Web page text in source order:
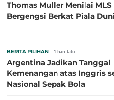
Thomas Muller Menilai
Bergengsi Berkat Piala
BERITA PILIHAN 1 hari lalu
Argentina Jadikan Tanggal
Kemenangan atas Inggris
Nasional Sepak Bola